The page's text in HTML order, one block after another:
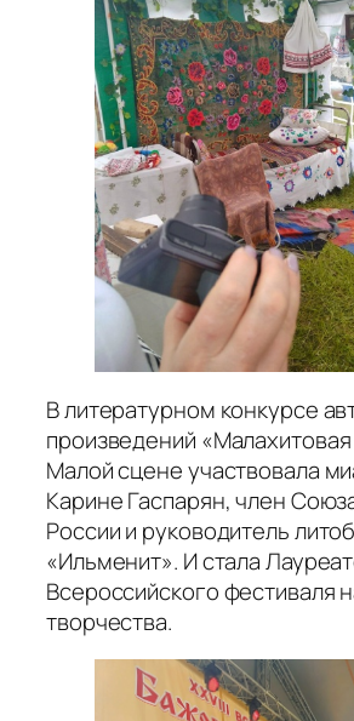
В литературном конкурсе
произведений
Малой сцене участвовала
Карине Гаспарян, член
России и руководитель
«Ильменит». И стала
Всероссийского фестиваля
творчества.